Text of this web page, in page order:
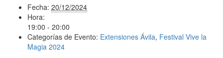
Fecha: 20/12/2024
Hora:
19:00 - 20:00
Categorías de Evento: Extensiones Ávila, Festival Vive la
Magia 2024